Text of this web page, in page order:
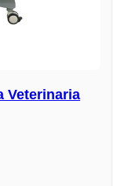
Veterinaria